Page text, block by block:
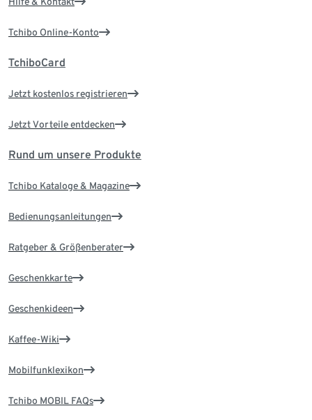
Tchibo Online-Konto
TchiboCard
Jetzt kostenlos registrieren
Jetzt Vorteile entdecken
Rund um unsere Produkte
Tchibo Kataloge & Magazine
Bedienungsanleitungen
Ratgeber & Größenberater
Geschenkkarte
Geschenkideen
Kaffee-Wiki
Mobilfunklexikon
Tchibo MOBIL FAQs